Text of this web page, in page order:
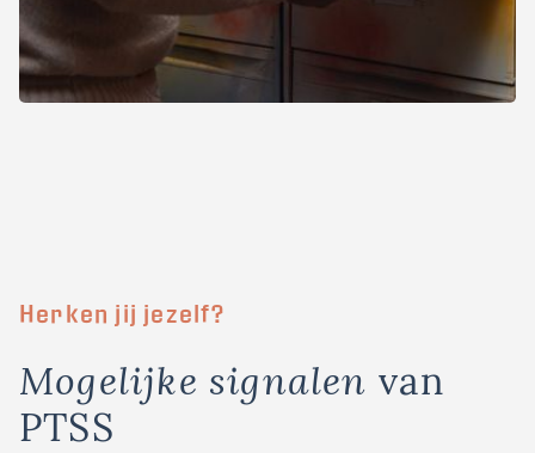
Herken jij jezelf?
Mogelijke signalen van
PTSS